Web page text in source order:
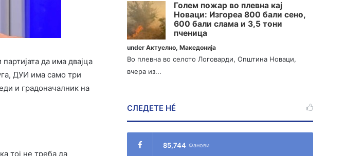
да има двајца
ДУИ има само три
и градоначалник на
тој не треба да
Голем пожар во плевна кај
Новаци: Изгореа 800 бали сено,
600 бали слама и 3,5 тони
пченица
underАктуелно,Македонија
Во плевна во селото Логоварди, Општина Новаци,
вчера из...
СЛЕДЕТЕ НÉ
85,744 Фанови